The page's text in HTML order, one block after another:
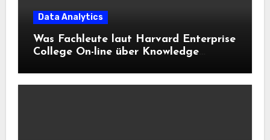
Data Analytics
Was Fachleute laut Harvard Enterprise
College On-line über Knowledge